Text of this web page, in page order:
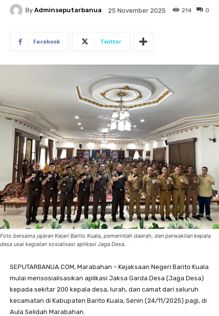
By Adminseputarbanua 25 November 2025 0
214
Facebook Twitter
Foto bersama jajaran Kejari Barito Kuala, pemerintah daerah, dan perwakilan kepala
desa usai kegiatan sosialisasi aplikasi Jaga Desa.
SEPUTARBANUA.COM, Marabahan – Kejaksaan Negeri Barito Kuala
mulai mensosialisasikan aplikasi Jaksa Garda Desa (Jaga Desa)
kepada sekitar 200 kepala desa, lurah, dan camat dari seluruh
kecamatan di Kabupaten Barito Kuala, Senin (24/11/2025) pagi, di
Aula Selidah Marabahan.